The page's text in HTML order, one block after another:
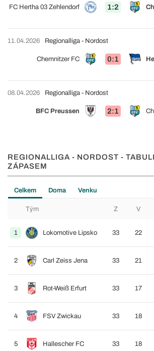
FC Hertha 03 Zehlendorf 1:2
11.04.2026
Chemnitzer FC 0:1
Regionalliga - Nordost
08.04.2026
BFC Preussen 2:1
Regionalliga - Nordost
REGIONALLIGA - NORDOST -
ZÁPASEM
Celkem Doma Venku
Tým Z V
1 Lokomotive Lipsko 33 22
2 Carl Zeiss Jena 33 21
3 Rot-Weiß Erfurt 33 17
4 FSV Zwickau 33 18
5 Hallescher FC 33 18